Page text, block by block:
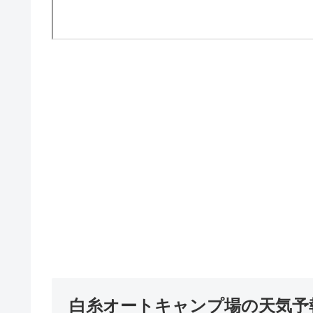
白糸オートキャンプ場の天気予